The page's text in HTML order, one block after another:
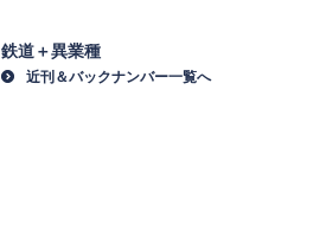
鉄道＋異業種
近刊＆バックナンバー一覧へ